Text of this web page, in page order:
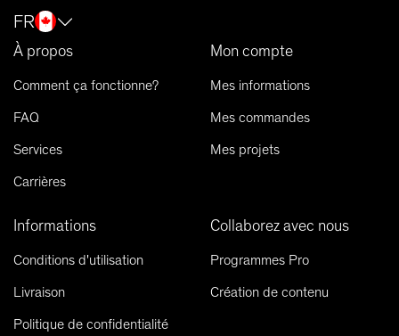
FR
À propos
Comment ça fonctionne?
FAQ
Services
Carrières
Mon compte
Mes informations
Mes commandes
Mes projets
Informations
Conditions d'utilisation
Livraison
Politique de confidentialité
Collaborez avec nous
Programmes Pro
Création de contenu